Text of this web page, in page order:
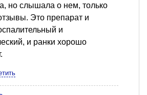
но слышала о нем, только
Это препарат и
и
и ранки хорошо